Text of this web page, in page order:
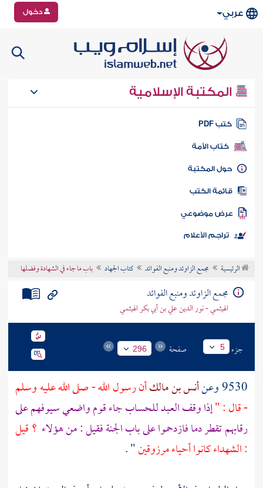
عربي دخول
المكتبة الإسلامية
كتب PDF
كتاب الأمة
المكتبة
الكتب
موضوعي
تراجم الأعلام
الرئيسية مجمع الزاوئد ومنبع الفوائد كتاب الجهاد باب ما جاء في الشهادة وفضلها
مجمع الزاوئد ومنبع الفوائد
الهيثمي - نور الدين علي بن أبي بكر الهيثمي
جزء 5 صفحة 296
9530 وعن أنس بن مالكأن رسول الله - صلى الله عليه وسلم
- قال : "إذا وقف العبد للحساب جاء قوم واضعي سيوفهم على
رقابهم تقطر دما فازدحموا على باب الجنة فقيل : من هؤلاء ؟ قيل
: الشهداء كانوا أحياء مرزوقين" .